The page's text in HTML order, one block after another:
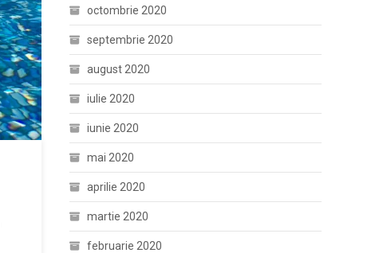
octombrie 2020
septembrie 2020
august 2020
iulie 2020
iunie 2020
mai 2020
aprilie 2020
martie 2020
februarie 2020